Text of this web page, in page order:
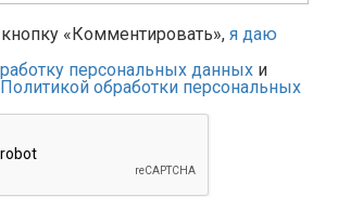
«Комментировать», я даю
персональных данных и
обработки персональных